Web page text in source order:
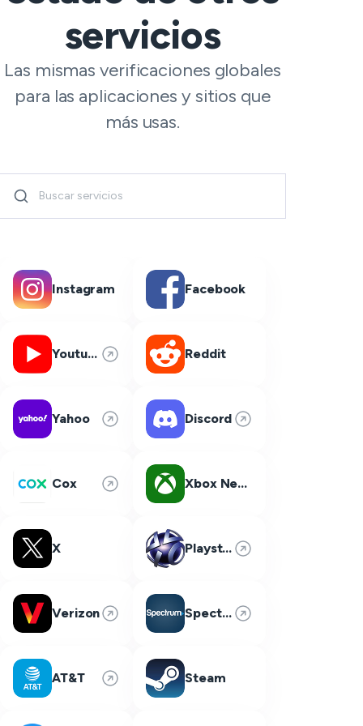
servicios
Las mismas verificaciones globales
para las aplicaciones y sitios que
más usas.
Instagram Facebook
Youtube Reddit
Yahoo Discord
Cox Xbox Network
X Playstation Network
Verizon Spectrum
AT&T Steam